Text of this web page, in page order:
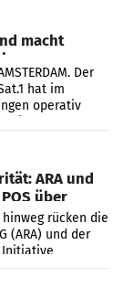
macht
Der
hat im
operativ
ARA und
über
rücken die
(ARA) und der
Initiative